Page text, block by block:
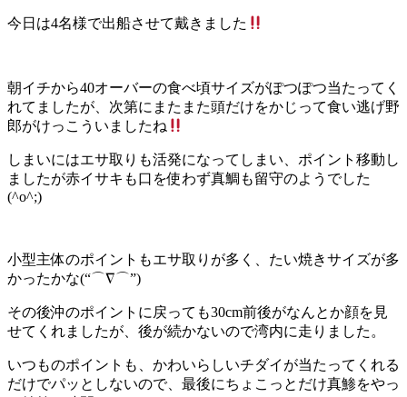
今日は4名様で出船させて戴きました
朝イチから40オーバーの食べ頃サイズがぽつぽつ当たってく
れてましたが、次第にまたまた頭だけをかじって食い逃げ野
郎がけっこういましたね
しまいにはエサ取りも活発になってしまい、ポイント移動し
ましたが赤イサキも口を使わず真鯛も留守のようでした
(^o^;)
小型主体のポイントもエサ取りが多く、たい焼きサイズが多
かったかな(“⌒∇⌒”)
その後沖のポイントに戻っても30cm前後がなんとか顔を見
せてくれましたが、後が続かないので湾内に走りました。
いつものポイントも、かわいらしいチダイが当たってくれる
だけでパッとしないので、最後にちょこっとだけ真鯵をやっ